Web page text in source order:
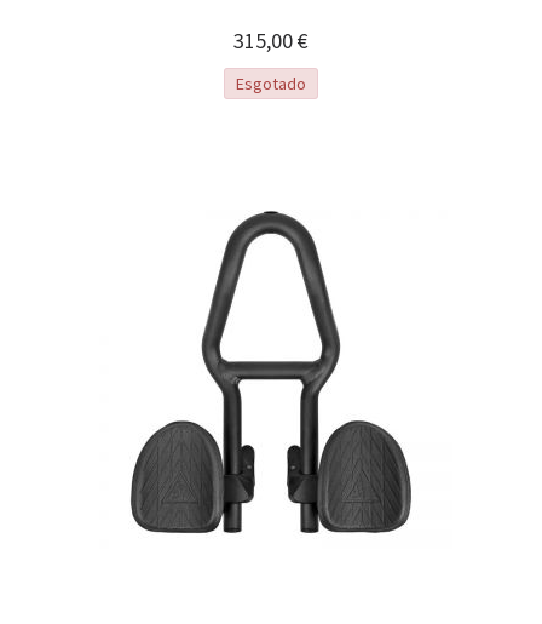
315,00 €
Esgotado